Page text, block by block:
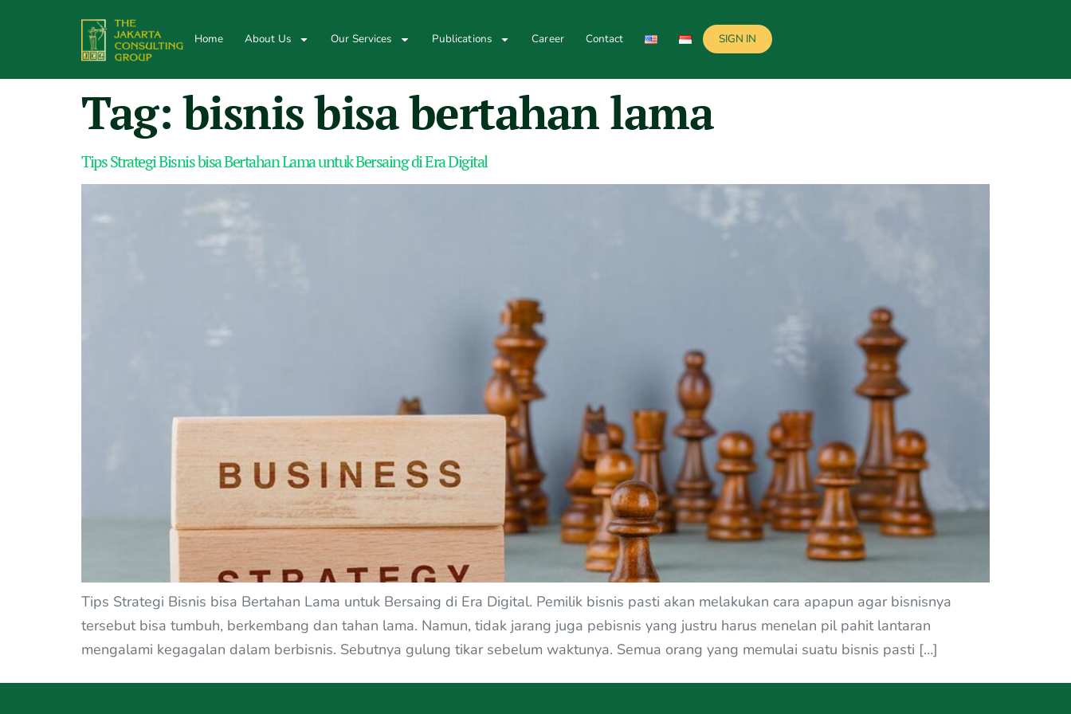
Home About Us Our Services Publications Career Contact SIGN IN
Tag:bisnis bisa bertahan lama
Tips Strategi Bisnis bisa Bertahan Lama untuk Bersaing di Era Digital
Tips Strategi Bisnis bisa Bertahan Lama untuk Bersaing di Era Digital. Pemilik bisnis pasti akan melakukan cara apapun agar bisnisnya
tersebut bisa tumbuh, berkembang dan tahan lama. Namun, tidak jarang juga pebisnis yang justru harus menelan pil pahit lantaran
mengalami kegagalan dalam berbisnis. Sebutnya gulung tikar sebelum waktunya. Semua orang yang memulai suatu bisnis pasti […]